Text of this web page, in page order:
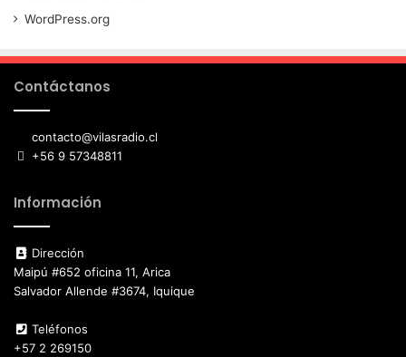
WordPress.org
Contáctanos
contacto@vilasradio.cl
+56 9 57348811
Información
Dirección
Maipú #652 oficina 11, Arica
Salvador Allende #3674, Iquique
Teléfonos
+57 2 269150